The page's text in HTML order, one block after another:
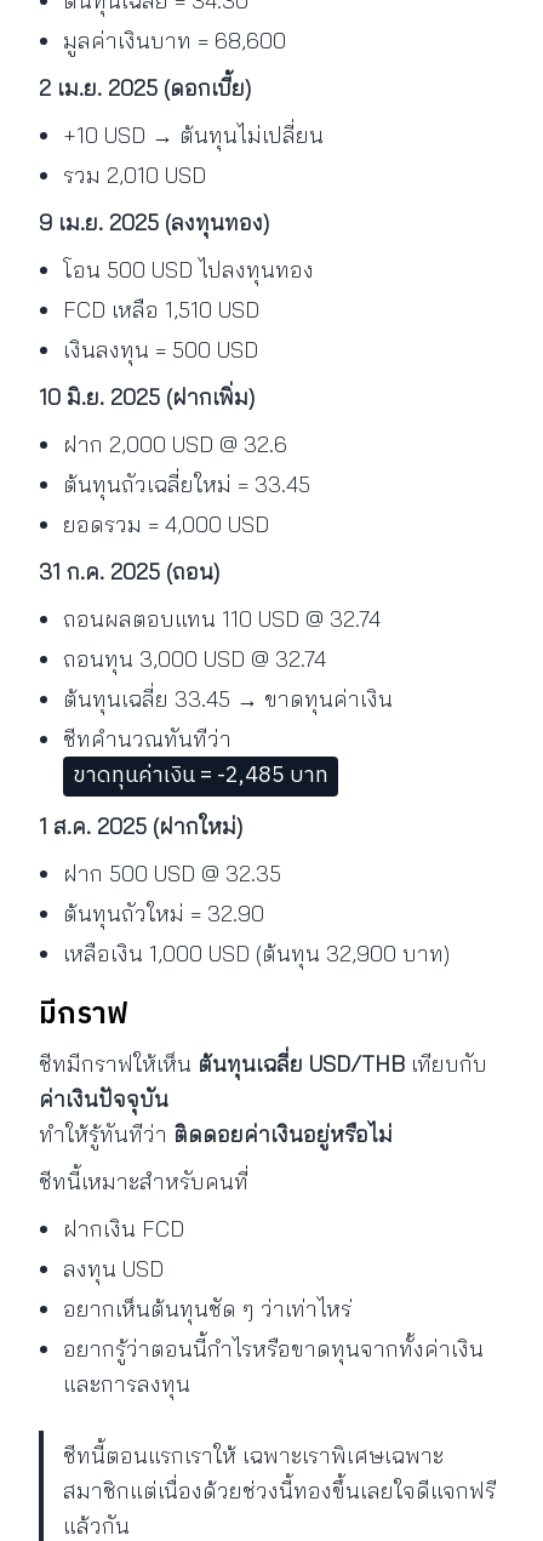
มูลค่าเงินบาท = 68,600
2 เม.ย. 2025 (ดอกเบี้ย)
+10 USD → ต้นทุนไม่เปลี่ยน
รวม 2,010 USD
9 เม.ย. 2025 (ลงทุนทอง)
โอน 500 USD ไปลงทุนทอง
FCD เหลือ 1,510 USD
เงินลงทุน = 500 USD
10 มิ.ย. 2025 (ฝากเพิ่ม)
ฝาก 2,000 USD @ 32.6
ต้นทุนถัวเฉลี่ยใหม่ = 33.45
ยอดรวม = 4,000 USD
31 ก.ค. 2025 (ถอน)
ถอนผลตอบแทน 110 USD @ 32.74
ถอนทุน 3,000 USD @ 32.74
ต้นทุนเฉลี่ย 33.45 → ขาดทุนค่าเงิน
ชีทคำนวณทันทีว่า
ขาดทุนค่าเงิน = -2,485 บาท
1 ส.ค. 2025 (ฝากใหม่)
ฝาก 500 USD @ 32.35
ต้นทุนถัวใหม่ = 32.90
เหลือเงิน 1,000 USD (ต้นทุน 32,900 บาท)
มีกราฟ
ชีทมีกราฟให้เห็น ต้นทุนเฉลี่ย USD/THB เทียบกับ
ค่าเงินปัจจุบัน
ทำให้รู้ทันทีว่า ติดดอยค่าเงินอยู่หรือไม่
ชีทนี้เหมาะสำหรับคนที่
ฝากเงิน FCD
ลงทุน USD
อยากเห็นต้นทุนชัด ๆ ว่าเท่าไหร่
อยากรู้ว่าตอนนี้กำไรหรือขาดทุนจากทั้งค่าเงิน
และการลงทุน
ชีทนี้ตอนแรกเราให้ เฉพาะเราพิเศษเฉพาะ
สมาชิกแต่เนื่องด้วยช่วงนี้ทองขึ้นเลยใจดีแจกฟรี
แล้วกัน